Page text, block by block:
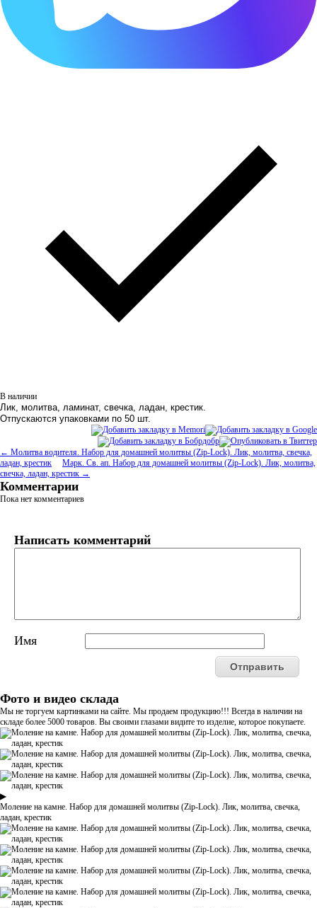
В наличии
Лик, молитва, ламинат, свечка, ладан, крестик.
Отпускаются упаковками по 50 шт.
← Молитва водителя. Набор для домашней молитвы (Zip-Lock). Лик, молитва, свечка,
ладан, крестик
Марк. Св. ап. Набор для домашней молитвы (Zip-Lock). Лик, молитва,
свечка, ладан, крестик →
Комментарии
Пока нет комментариев
Написать комментарий
Имя
Фото и видео склада
Мы не торгуем картинками на сайте. Мы продаем продукцию!!! Всегда в наличии на
складе более 5000 товаров. Вы своими глазами видите то изделие, которое покупаете.
▶
Моление на камне. Набор для домашней молитвы (Zip-Lock). Лик, молитва, свечка,
ладан, крестик